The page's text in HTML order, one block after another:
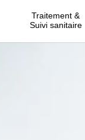
Traitement &
Suivi sanitaire